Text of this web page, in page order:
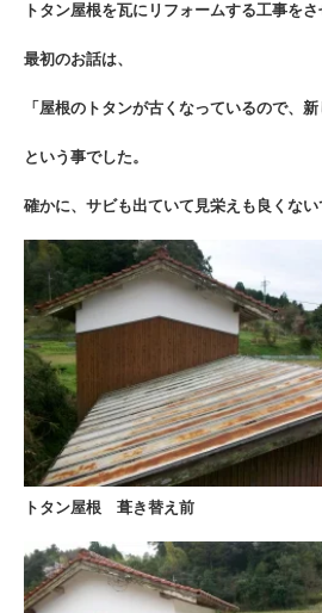
トタン屋根を瓦にリフォームする工事をさ
最初のお話は、
「屋根のトタンが古くなっているので、新
という事でした。
確かに、サビも出ていて見栄えも良くない
トタン屋根 葺き替え前